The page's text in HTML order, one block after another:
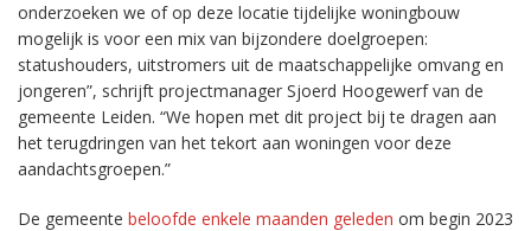
onderzoeken we of op deze locatie tijdelijke woningbouw
mogelijk is voor een mix van bijzondere doelgroepen:
statushouders, uitstromers uit de maatschappelijke omvang en
jongeren”, schrijft projectmanager Sjoerd Hoogewerf van de
gemeente Leiden. “We hopen met dit project bij te dragen aan
het terugdringen van het tekort aan woningen voor deze
aandachtsgroepen.”
De gemeente beloofde enkele maanden geleden om begin 2023